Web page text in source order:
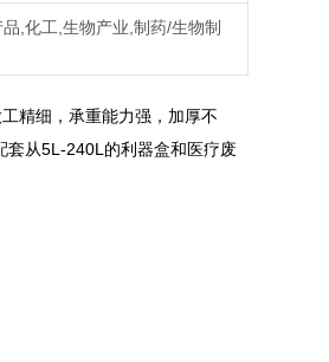
,化工,生物产业,制药/生物制
精细，承重能力强，加厚不
套从5L-240L的利器盒和医疗废